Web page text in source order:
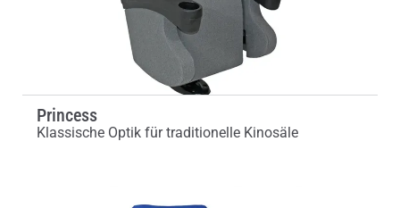
Princess
Klassische Optik für traditionelle Kinosäle